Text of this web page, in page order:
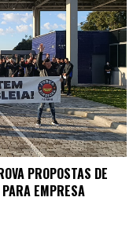
PROPOSTAS DE
EMPRESA